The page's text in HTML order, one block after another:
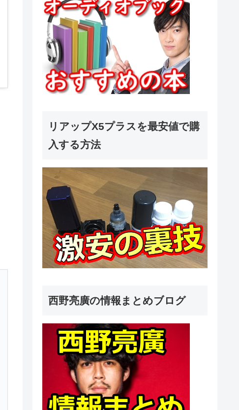
リアップX5プラスを最安値で購
入する方法
西野亮廣の情報まとめブログ